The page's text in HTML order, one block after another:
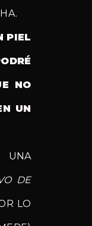
PIEL
NO
UN
UNA
DE
LO